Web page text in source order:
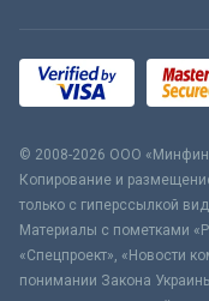
© 2008-2026 ООО
Копирование и
только с гиперссылкой
Материалы с пометками
«Спецпроект», «Новости
понимании Закона